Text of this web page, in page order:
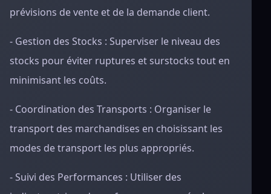
prévisions de vente et de la demande client.
- Gestion des Stocks : Superviser le niveau des
stocks pour éviter ruptures et surstocks tout en
minimisant les coûts.
- Coordination des Transports : Organiser le
transport des marchandises en choisissant les
modes de transport les plus appropriés.
- Suivi des Performances : Utiliser des